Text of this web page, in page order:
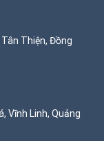
Tân Thiện, Đồng
Vĩnh Linh, Quảng